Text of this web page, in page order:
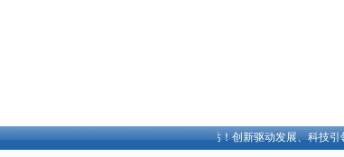
欢迎访问中铁西北科学院有限公司官方网站！创新驱动发展、科技引领